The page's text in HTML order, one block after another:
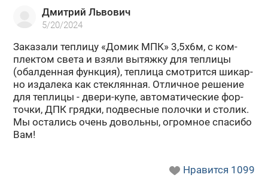
Дмитрий Львович
5/20/2024
За­ка­за­ли теп­ли­цу «Домик МПК» 3,5х6м, с ком­
плек­том света и взяли вы­тяж­ку для теп­ли­цы
(обал­ден­ная функ­ция), теп­ли­ца смот­рит­ся ши­кар­
но из­да­ле­ка как стек­лян­ная. От­лич­ное ре­ше­ние
для теп­ли­цы - двери-​купе, ав­то­ма­ти­че­ские фор­
точ­ки, ДПК гряд­ки, под­вес­ные по­лоч­ки и сто­лик.
Мы оста­лись очень до­воль­ны, огром­ное спа­си­бо
Вам!
Нравится 1099